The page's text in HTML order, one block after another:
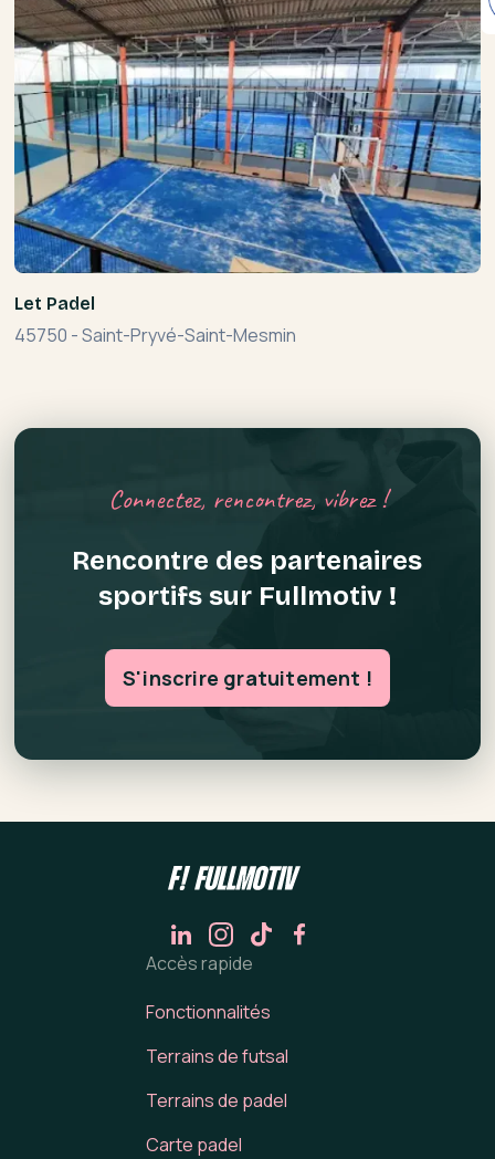
Let Padel
45750 -Saint-Pryvé-Saint-Mesmin
Connectez, rencontrez, vibrez !
Rencontre des partenaires
sportifs sur Fullmotiv !
S'inscrire gratuitement !
Accès rapide
Fonctionnalités
Terrains de futsal
Terrains de padel
Carte padel